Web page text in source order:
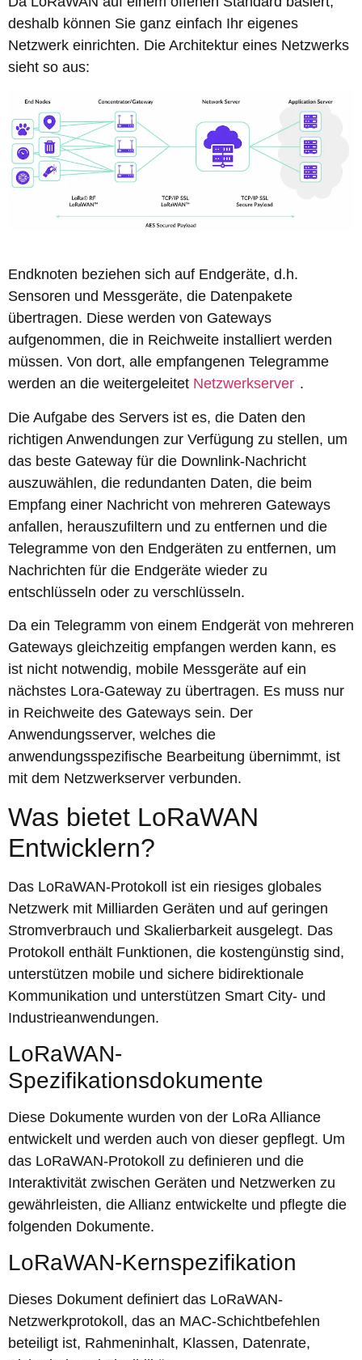
deshalb können Sie ganz einfach Ihr eigenes
Netzwerk einrichten. Die Architektur eines Netzwerks
sieht so aus:
Endknoten beziehen sich auf Endgeräte, d.h.
Sensoren und Messgeräte, die Datenpakete
übertragen. Diese werden von Gateways
aufgenommen, die in Reichweite installiert werden
müssen. Von dort, alle empfangenen Telegramme
werden an die weitergeleitet Netzwerkserver .
Die Aufgabe des Servers ist es, die Daten den
richtigen Anwendungen zur Verfügung zu stellen, um
das beste Gateway für die Downlink-Nachricht
auszuwählen, die redundanten Daten, die beim
Empfang einer Nachricht von mehreren Gateways
anfallen, herauszufiltern und zu entfernen und die
Telegramme von den Endgeräten zu entfernen, um
Nachrichten für die Endgeräte wieder zu
entschlüsseln oder zu verschlüsseln.
Da ein Telegramm von einem Endgerät von mehreren
Gateways gleichzeitig empfangen werden kann, es
ist nicht notwendig, mobile Messgeräte auf ein
nächstes Lora-Gateway zu übertragen. Es muss nur
in Reichweite des Gateways sein. Der
Anwendungsserver, welches die
anwendungsspezifische Bearbeitung übernimmt, ist
mit dem Netzwerkserver verbunden.
Was bietet LoRaWAN
Entwicklern?
Das LoRaWAN-Protokoll ist ein riesiges globales
Netzwerk mit Milliarden Geräten und auf geringen
Stromverbrauch und Skalierbarkeit ausgelegt. Das
Protokoll enthält Funktionen, die kostengünstig sind,
unterstützen mobile und sichere bidirektionale
Kommunikation und unterstützen Smart City- und
Industrieanwendungen.
LoRaWAN-
Spezifikationsdokumente
Diese Dokumente wurden von der LoRa Alliance
entwickelt und werden auch von dieser gepflegt. Um
das LoRaWAN-Protokoll zu definieren und die
Interaktivität zwischen Geräten und Netzwerken zu
gewährleisten, die Allianz entwickelte und pflegte die
folgenden Dokumente.
LoRaWAN-Kernspezifikation
Dieses Dokument definiert das LoRaWAN-
Netzwerkprotokoll, das an MAC-Schichtbefehlen
beteiligt ist, Rahmeninhalt, Klassen, Datenrate,